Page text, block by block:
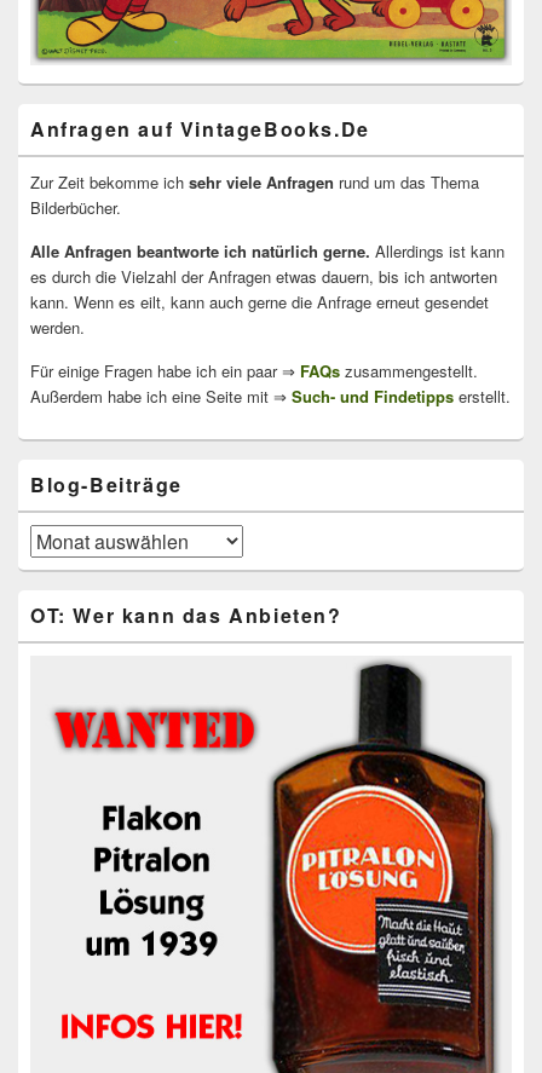
Anfragen auf VintageBooks.De
Zur Zeit bekomme ich sehr viele Anfragen rund um das Thema
Bilderbücher.
Alle Anfragen beantworte ich natürlich gerne. Allerdings ist kann
es durch die Vielzahl der Anfragen etwas dauern, bis ich antworten
kann. Wenn es eilt, kann auch gerne die Anfrage erneut gesendet
werden.
Für einige Fragen habe ich ein paar ⇒ FAQs zusammengestellt.
Außerdem habe ich eine Seite mit ⇒ Such- und Findetipps erstellt.
Blog-Beiträge
Blog-
Beiträge
OT: Wer kann das Anbieten?